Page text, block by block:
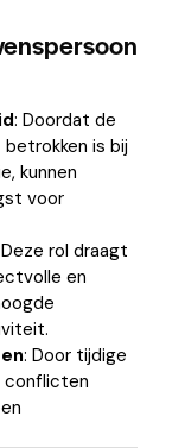
: Doordat de
is bij
kunnen
voor
rol draagt
en
: Door tijdige
conflicten